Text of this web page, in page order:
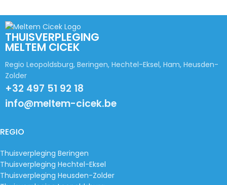
THUISVERPLEGING
MELTEM CICEK
Regio Leopoldsburg, Beringen, Hechtel-Eksel, Ham, Heusden-
Zolder
+32 497 51 92 18
info@meltem-cicek.be
REGIO
Thuisverpleging Beringen
Thuisverpleging Hechtel-Eksel
Thuisverpleging Heusden-Zolder